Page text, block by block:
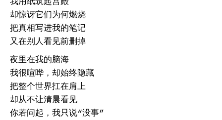
却惊讶它们为何燃烧
把真相写进我的笔记
又在别人看见前删掉
夜里在我的脑海
我很喧哗，却始终隐藏
把整个世界扛在肩上
却从不让清晨看见
你若问起，我只说“没事”